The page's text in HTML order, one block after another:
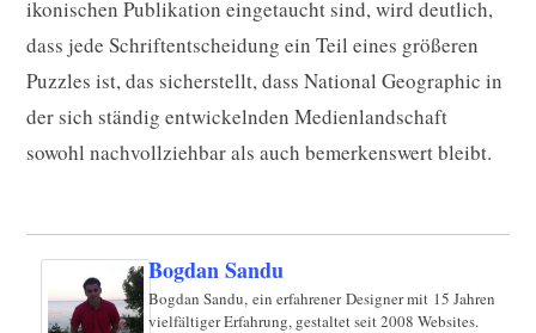
ikonischen Publikation eingetaucht sind, wird deutlich,
dass jede Schriftentscheidung ein Teil eines größeren
Puzzles ist, das sicherstellt, dass National Geographic in
der sich ständig entwickelnden Medienlandschaft
sowohl nachvollziehbar als auch bemerkenswert bleibt.
Bogdan Sandu
Bogdan Sandu, ein erfahrener Designer mit 15 Jahren
vielfältiger Erfahrung, gestaltet seit 2008 Websites.